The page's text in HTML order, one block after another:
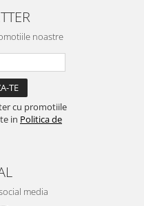
noastre
cu promotiile
in Politica de
media